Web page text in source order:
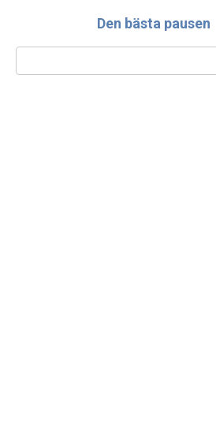
Den bästa pausen
Search: